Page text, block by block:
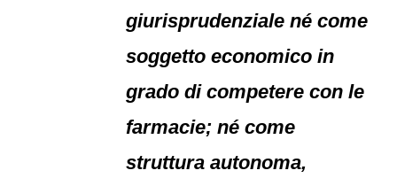
giurisprudenziale né come
soggetto economico in
grado di competere con le
farmacie; né come
struttura autonoma,